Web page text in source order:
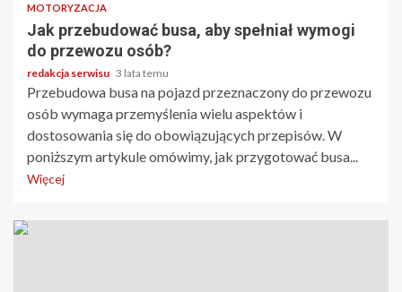
MOTORYZACJA
Jak przebudować busa, aby spełniał wymogi
do przewozu osób?
redakcja serwisu 3 lata temu
Przebudowa busa na pojazd przeznaczony do przewozu
osób wymaga przemyślenia wielu aspektów i
dostosowania się do obowiązujących przepisów. W
poniższym artykule omówimy, jak przygotować busa...
Więcej